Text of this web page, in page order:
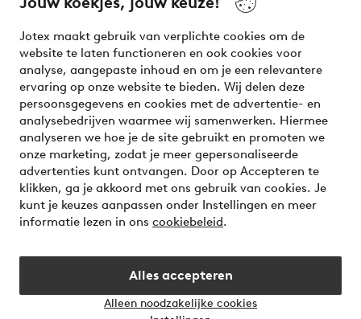
Jotex maakt gebruik van verplichte cookies om de
website te laten functioneren en ook cookies voor
analyse, aangepaste inhoud en om je een relevantere
ervaring op onze website te bieden. Wij delen deze
persoonsgegevens en cookies met de advertentie- en
analysebedrijven waarmee wij samenwerken. Hiermee
analyseren we hoe je de site gebruikt en promoten we
onze marketing, zodat je meer gepersonaliseerde
advertenties kunt ontvangen. Door op Accepteren te
klikken, ga je akkoord met ons gebruik van cookies. Je
kunt je keuzes aanpassen onder Instellingen en meer
informatie lezen in ons cookiebeleid.
Alles accepteren
Alleen noodzakelijke cookies
Veilig betalen - Nu betalen of opsplitsen
Wil je meer weten over onze betaalopties?